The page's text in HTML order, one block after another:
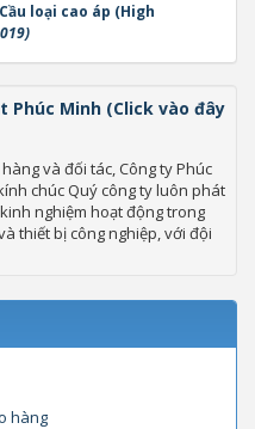
loại cao áp (High
Phúc Minh (Click vào đây
và đối tác, Công ty Phúc
chúc Quý công ty luôn phát
nghiệm hoạt động trong
thiết bị công nghiệp, với đội
hàng